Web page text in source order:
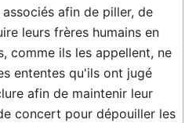
afin de piller, de
leurs frères humains en
comme ils les appellent, ne
ententes qu'ils ont jugé
afin de maintenir leur
concert pour dépouiller les